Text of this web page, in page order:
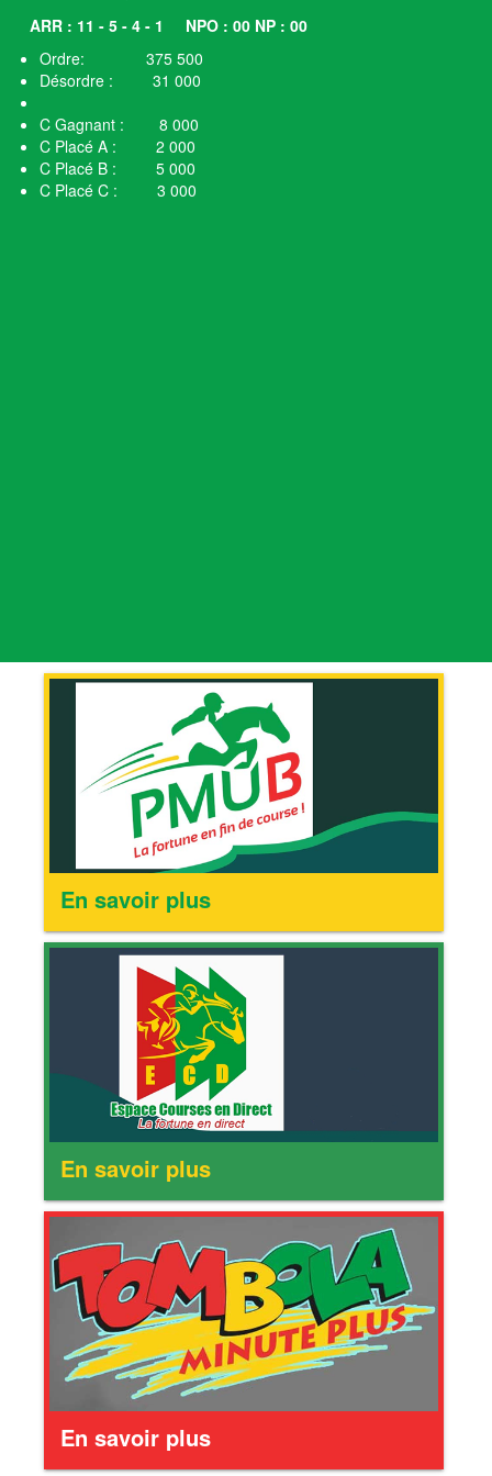
ARR : 11 - 5 - 4 - 1 NPO : 00 NP : 00
Ordre: 375 500
Désordre : 31 000
C Gagnant : 8 000
C Placé A : 2 000
C Placé B : 5 000
C Placé C : 3 000
En savoir plus
En savoir plus
En savoir plus